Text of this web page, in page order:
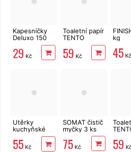
Kapesníčky
Deluxo 150
ks 3vrstvé v
krabičce,
šedé květy
29 Kč
Toaletní papír
TENTO
3vrstvý 8 rolí,
144 m
59 Kč
kg
45Kč
Utěrky
kuchyňské
TENTO Extra
Strong
3vrstvé, 2
55 Kč
SOMAT čistič
myčky 3 ks
75Kč
Pink
8
59